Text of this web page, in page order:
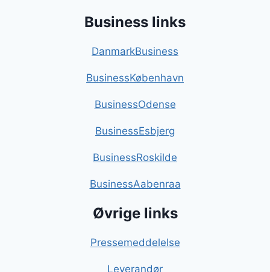
Business links
DanmarkBusiness
BusinessKøbenhavn
BusinessOdense
BusinessEsbjerg
BusinessRoskilde
BusinessAabenraa
Øvrige links
Pressemeddelelse
Leverandør